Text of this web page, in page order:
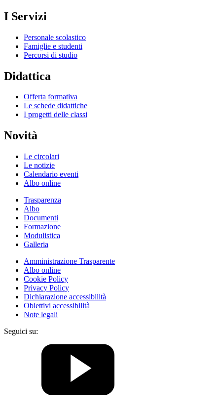
I Servizi
Personale scolastico
Famiglie e studenti
Percorsi di studio
Didattica
Offerta formativa
Le schede didattiche
I progetti delle classi
Novità
Le circolari
Le notizie
Calendario eventi
Albo online
Trasparenza
Albo
Documenti
Formazione
Modulistica
Galleria
Amministrazione Trasparente
Albo online
Cookie Policy
Privacy Policy
Dichiarazione accessibilità
Obiettivi accessibilità
Note legali
Seguici su: